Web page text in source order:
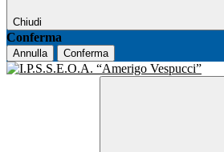
Chiudi
Conferma
Annulla Conferma